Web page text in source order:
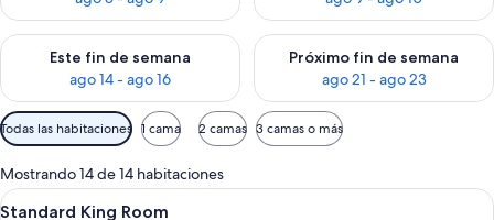
Este fin de semana
ago 14 - ago 16
Consulta la disponibilidad para este fin de semana ago 14 -
Próximo fin de semana
ago 21 - ago 23
Consulta la disponibilidad
Filtros
disponibles
para
las
habitaciones
Todas las habitaciones 1 cama 2 camas 3 camas o más
Mostrando 14 de 14 habitaciones
Ver
Un baño con un lavamanos blanco,
1
Standard King Room